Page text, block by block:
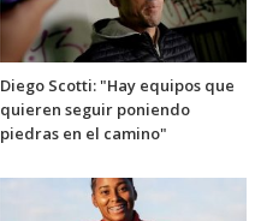
Diego Scotti: "Hay equipos que
quieren seguir poniendo
piedras en el camino"